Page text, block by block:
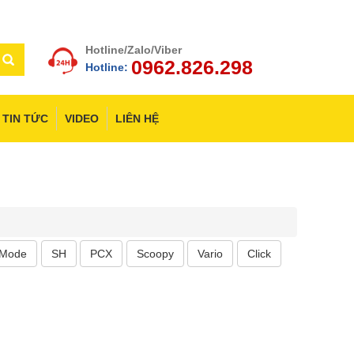
Hotline/Zalo/Viber
Hotline: 0962.826.298
TIN TỨC VIDEO LIÊN HỆ
SH PCX Scoopy Vario Click